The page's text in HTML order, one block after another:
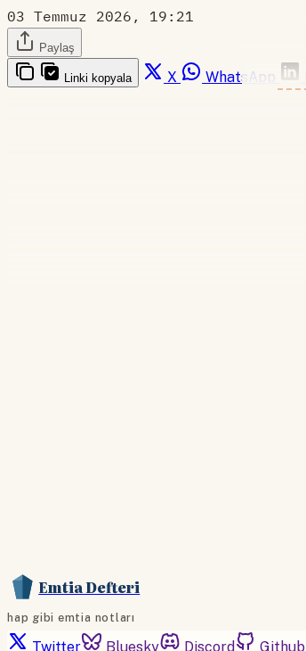
03 Temmuz 2026, 19:21
Paylaş
Linki kopyala X WhatsApp
Emtia Defteri
hap gibi emtia notları
Twitter Bluesky Discord Github